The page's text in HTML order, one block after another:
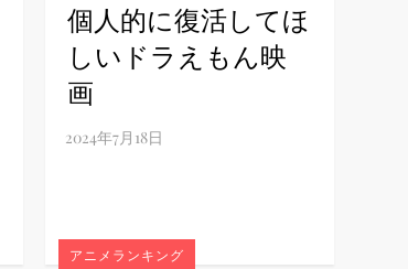
個人的に復活してほ
しいドラえもん映
画
アニメランキング